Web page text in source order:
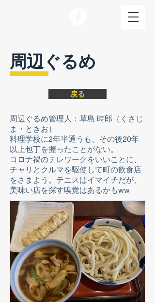
周辺ぐるめ
戻る
周辺ぐるめ管理人：草島 時郎（くさじ
ま・ときお）
​料理学校に2年半通うも、その後20年
以上包丁を握ったことがない。
コロナ禍​のテレワークをいいことに、
チャリとクルマを駆使して町の飲食店
をさまよう。テニスはイマイチだが、
美味い店を探す嗅覚はあるかもww